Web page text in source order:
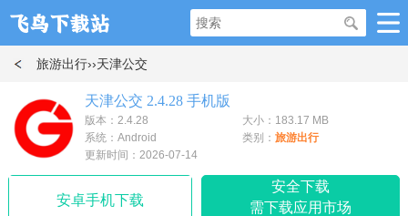
旅游出行››天津公交
天津公交 2.4.28 手机版
版本：2.4.28
大小：183.17 MB
系统：Android
类别： 旅游出行
更新时间：2026-07-14
安卓手机下载
安全下载
需下载应用市场